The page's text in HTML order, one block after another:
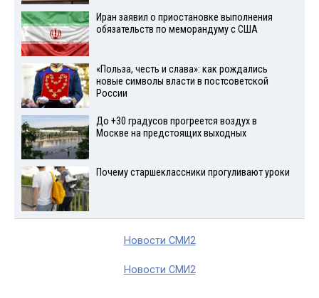
Иран заявил о приостановке выполнения
обязательств по меморандуму с США
«Польза, честь и слава»: как рождались
новые символы власти в постсоветской
России
До +30 градусов прогреется воздух в
Москве на предстоящих выходных
Почему старшеклассники прогуливают уроки
Новости СМИ2
Новости СМИ2